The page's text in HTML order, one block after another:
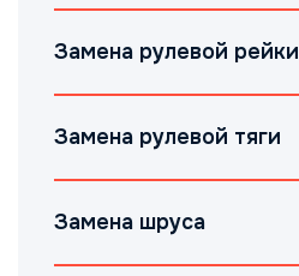
Замена рулевой рейки
Замена рулевой тяги
Замена шруса